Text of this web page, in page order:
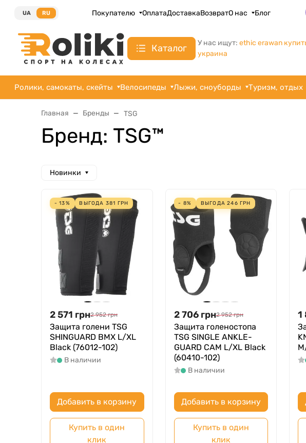
UA RU Покупателю ОплатаДоставкаВозвратО нас Блог
Каталог У нас ищут: ethic erawan
украина
Ролики, самокаты, скейты Велосипеды Лыжи, сноуборды Туризм, отдых
Главная Бренды TSG
Бренд: TSG™
Новинки
- 13% ВЫГОДА 381 ГРН
2 571 грн2 952 грн
Защита голени TSG
SHINGUARD BMX L/XL
Black (76012-102)
В наличии
Добавить в корзину
Купить в один
клик
- 8% ВЫГОДА246 ГРН
2 706 грн2 952 грн
Защита голеностопа
TSG SINGLE ANKLE-
GUARD CAM L/XL Black
(60410-102)
В наличии
Добавить в корзину
Купить в один
клик
1